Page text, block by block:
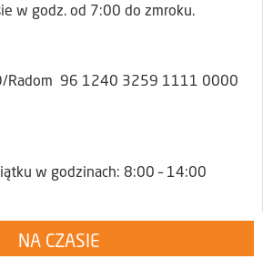
w godz. od 7:00 do zmroku.
O/Radom 96 1240 3259 1111 0000
w godzinach: 8:00 – 14:00
NA CZASIE